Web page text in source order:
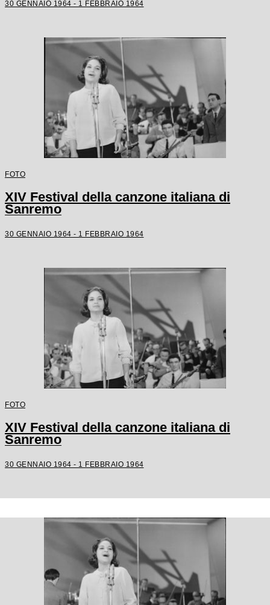
30 GENNAIO 1964 - 1 FEBBRAIO 1964
FOTO
XIV Festival della canzone italiana di
Sanremo
30 GENNAIO 1964 - 1 FEBBRAIO 1964
FOTO
XIV Festival della canzone italiana di
Sanremo
30 GENNAIO 1964 - 1 FEBBRAIO 1964